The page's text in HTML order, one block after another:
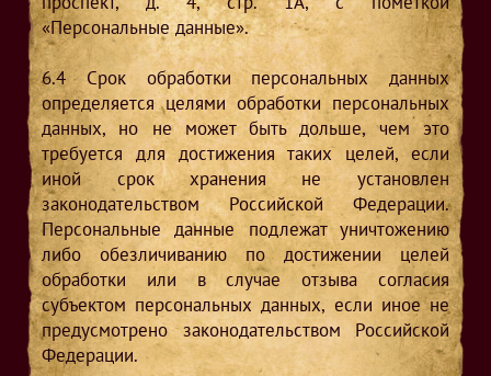
«Персональные данные».
6.4 Срок обработки персональных данных
определяется целями обработки персональных
данных, но не может быть дольше, чем это
требуется для достижения таких целей, если
иной срок хранения не установлен
законодательством Российской Федерации.
Персональные данные подлежат уничтожению
либо обезличиванию по достижении целей
обработки или в случае отзыва согласия
субъектом персональных данных, если иное не
предусмотрено законодательством Российской
Федерации.